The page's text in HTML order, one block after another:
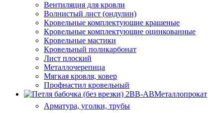
Вентиляция для кровли
Волнистый лист (ондулин)
Кровельные комплектующие крашеные
Кровельные комплектующие оцинкованные
Кровельные мастики
Кровельный поликарбонат
Лист плоский
Металлочерепица
Мягкая кровля, ковер
Профнастил кровельный
Металлопрокат
Арматура, уголки, трубы